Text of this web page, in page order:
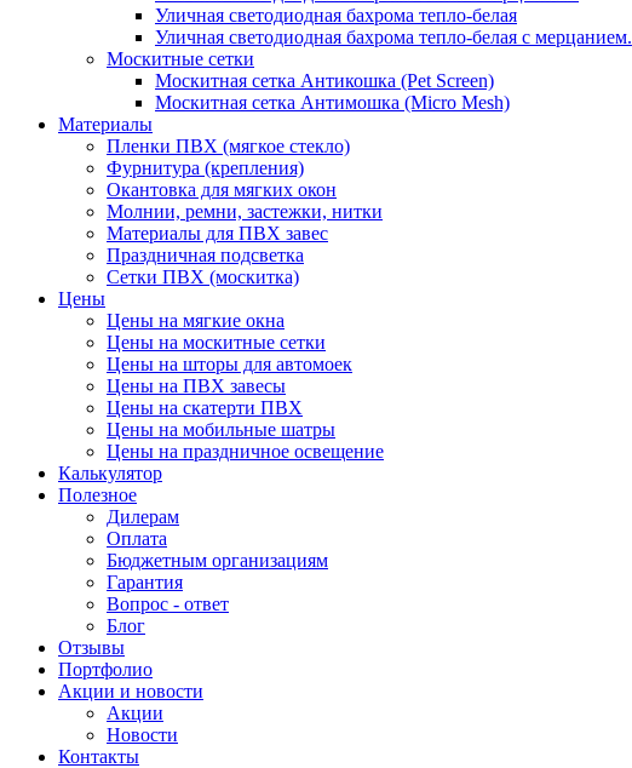
Уличная светодиодная бахрома тепло-белая
Уличная светодиодная бахрома тепло-белая с мерцанием.
Москитные сетки
Москитная сетка Антикошка (Pet Screen)
Москитная сетка Антимошка (Micro Mesh)
Материалы
Пленки ПВХ (мягкое стекло)
Фурнитура (крепления)
Окантовка для мягких окон
Молнии, ремни, застежки, нитки
Материалы для ПВХ завес
Праздничная подсветка
Сетки ПВХ (москитка)
Цены
Цены на мягкие окна
Цены на москитные сетки
Цены на шторы для автомоек
Цены на ПВХ завесы
Цены на скатерти ПВХ
Цены на мобильные шатры
Цены на праздничное освещение
Калькулятор
Полезное
Дилерам
Оплата
Бюджетным организациям
Гарантия
Вопрос - ответ
Блог
Отзывы
Портфолио
Акции и новости
Акции
Новости
Контакты